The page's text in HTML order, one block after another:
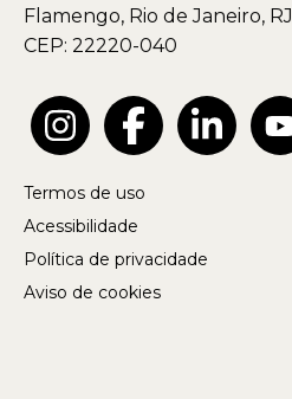
Flamengo, Rio de Janeiro, RJ
CEP: 22220-040
Termos de uso
Acessibilidade
Política de privacidade
Aviso de cookies